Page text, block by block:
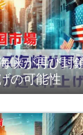
峡が再び封
の可能性